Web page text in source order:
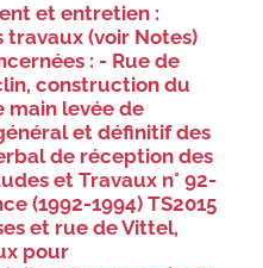
et entretien :
travaux (voir Notes)
: - Rue de
construction du
main levée de
et définitif des
de réception des
et Travaux n° 92-
(1992-1994) TS2015
et rue de Vittel,
pour